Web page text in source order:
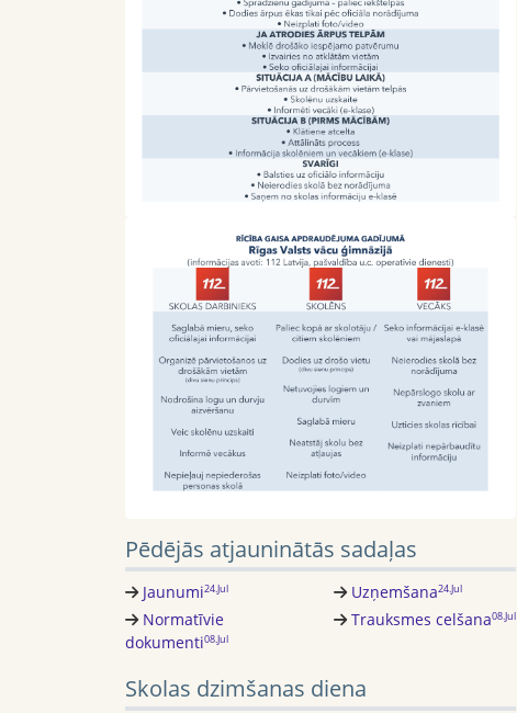
Pēdējās atjauninātās sadaļas
Jaunumi24.Jul Uzņemšana24.Jul
Normatīvie
dokumenti08.Jul
Trauksmes celšana08.Jul
Skolas dzimšanas diena